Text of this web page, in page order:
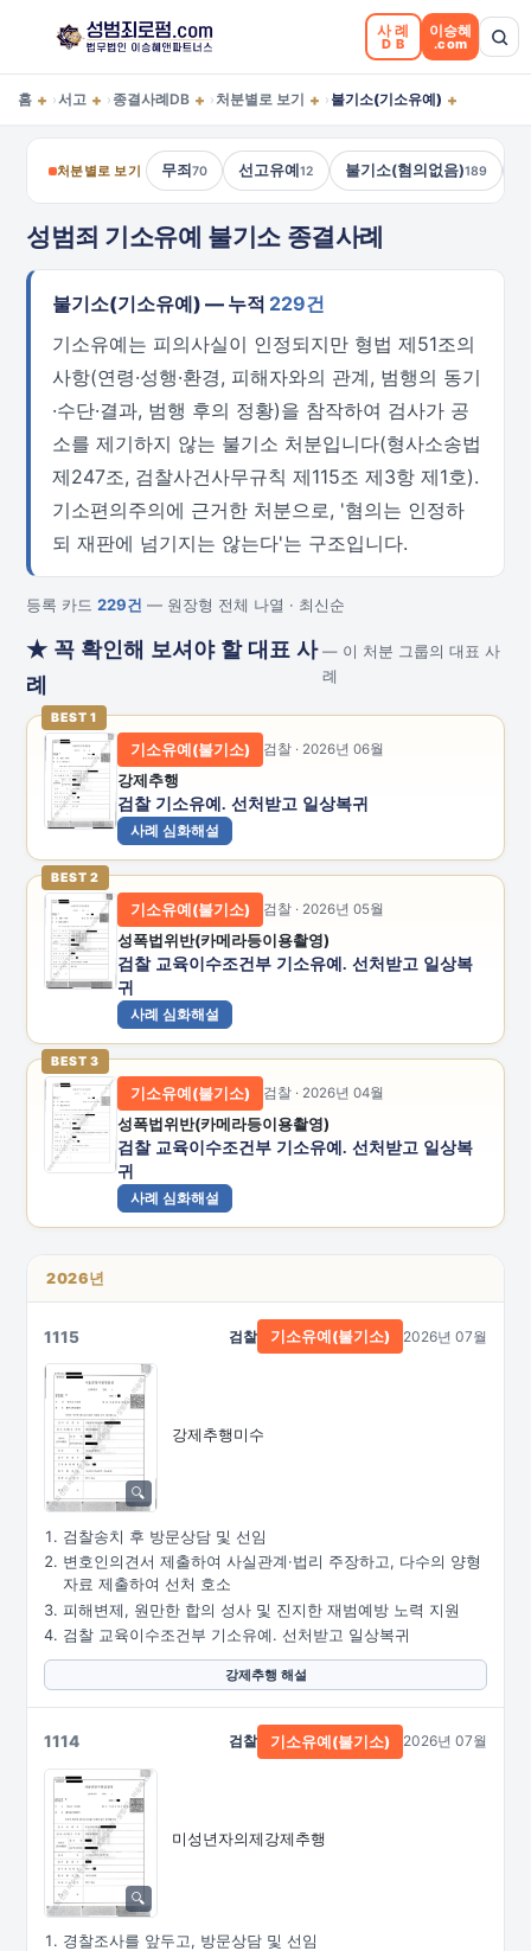
사례
DB
이승혜
.com
홈 + ›서고 + › 종결사례DB + › 처분별로 보기 + › 불기소(기소유예) +
처분별로 보기 무죄70 선고유예12 불기소(혐의없음)189
성범죄 기소유예 불기소 종결사례
불기소(기소유예) — 누적 229건
기소유예는 피의사실이 인정되지만 형법 제51조의
사항(연령·성행·환경, 피해자와의 관계, 범행의 동기
·수단·결과, 범행 후의 정황)을 참작하여 검사가 공
소를 제기하지 않는 불기소 처분입니다(형사소송법
제247조, 검찰사건사무규칙 제115조 제3항 제1호).
기소편의주의에 근거한 처분으로, '혐의는 인정하
되 재판에 넘기지는 않는다'는 구조입니다.
등록 카드 229건 — 원장형 전체 나열 · 최신순
★ 꼭 확인해 보셔야 할 대표 사
례
— 이 처분 그룹의 대표 사
례
BEST 1
기소유예(불기소) 검찰 · 2026년 06월
강제추행
검찰 기소유예. 선처받고 일상복귀
사례 심화해설
BEST 2
기소유예(불기소) 검찰 · 2026년 05월
성폭법위반(카메라등이용촬영)
검찰 교육이수조건부 기소유예. 선처받고 일상복
귀
사례 심화해설
BEST 3
기소유예(불기소) 검찰 · 2026년 04월
성폭법위반(카메라등이용촬영)
검찰 교육이수조건부 기소유예. 선처받고 일상복
귀
사례 심화해설
2026년
1115
강제추행미수
검찰 기소유예(불기소) 2026년 07월
검찰송치 후 방문상담 및 선임
변호인의견서 제출하여 사실관계·법리 주장하고, 다수의 양형
자료 제출하여 선처 호소
피해변제, 원만한 합의 성사 및 진지한 재범예방 노력 지원
검찰 교육이수조건부 기소유예. 선처받고 일상복귀
강제추행 해설
1114
미성년자의제강제추행
검찰 기소유예(불기소) 2026년 07월
경찰조사를 앞두고, 방문상담 및 선임